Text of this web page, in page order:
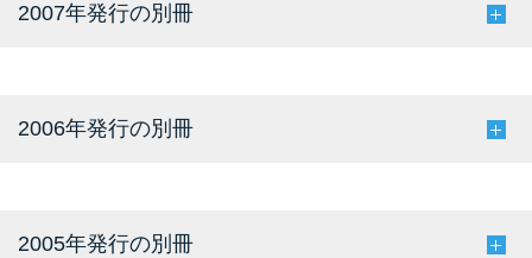
2007年発行の別冊
2006年発行の別冊
2005年発行の別冊